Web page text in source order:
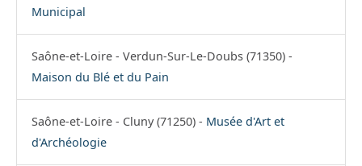
Municipal
Saône-et-Loire - Verdun-Sur-Le-Doubs (71350) -
Maison du Blé et du Pain
Saône-et-Loire - Cluny (71250) - Musée d'Art et
d'Archéologie